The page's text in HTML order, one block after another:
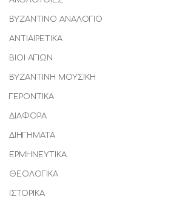
ΒΥΖΑΝΤΙΝΟ ΑΝΑΛΟΓΙΟ
ΑΝΤΙΑΙΡΕΤΙΚΑ
ΒΙΟΙ ΑΓΙΩΝ
ΒΥΖΑΝΤΙΝΗ ΜΟΥΣΙΚΗ
ΓΕΡΟΝΤΙΚΑ
ΔΙΑΦΟΡΑ
ΔΙΗΓΗΜΑΤΑ
ΕΡΜΗΝΕΥΤΙΚΑ
ΘΕΟΛΟΓΙΚΑ
ΙΣΤΟΡΙΚΑ